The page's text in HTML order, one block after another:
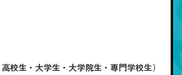
校生・大学生・大学院生・専門学校生）